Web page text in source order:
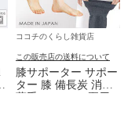
ココチのくらし雑貨店
この販売店の送料について
膝サポーター サポー
ター 膝 備長炭 消臭